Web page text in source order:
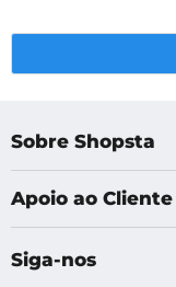
Sobre Shopsta
Apoio ao Cliente
Siga-nos